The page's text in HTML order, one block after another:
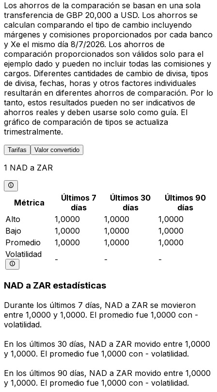
Los ahorros de la comparación se basan en una sola
transferencia de GBP 20,000 a USD. Los ahorros se
calculan comparando el tipo de cambio incluyendo
márgenes y comisiones proporcionados por cada banco
y Xe el mismo día 8/7/2026. Los ahorros de
comparación proporcionados son válidos solo para el
ejemplo dado y pueden no incluir todas las comisiones y
cargos. Diferentes cantidades de cambio de divisa, tipos
de divisa, fechas, horas y otros factores individuales
resultarán en diferentes ahorros de comparación. Por lo
tanto, estos resultados pueden no ser indicativos de
ahorros reales y deben usarse solo como guía. El
gráfico de comparación de tipos se actualiza
trimestralmente.
Tarifas Valor convertido
1 NAD a ZAR
Métrica
Últimos 7
días
Últimos 30
días
Últimos 90
días
Alto
1,0000 1,0000
1,0000
Bajo
1,0000 1,0000
1,0000
Promedio
1,0000 1,0000
1,0000
Volatilidad
- - -
NAD a ZAR estadísticas
Durante los últimos 7 días, NAD a ZAR se movieron
entre 1,0000 y 1,0000. El promedio fue 1,0000 con -
volatilidad.
En los últimos 30 días, NAD a ZAR movido entre 1,0000
y 1,0000. El promedio fue 1,0000 con - volatilidad.
En los últimos 90 días, NAD a ZAR movido entre 1,0000
y 1,0000. El promedio fue 1,0000 con - volatilidad.